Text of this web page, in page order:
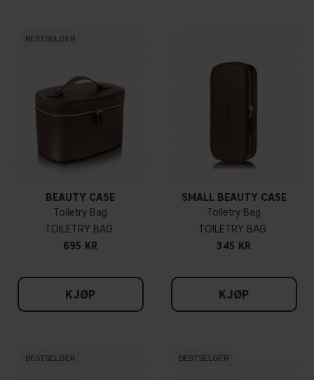
BESTSELGER
BEAUTY CASE
Toiletry Bag
TOILETRY BAG
695 KR
KJØP
SMALL BEAUTY CASE
Toiletry Bag
TOILETRY BAG
345 KR
KJØP
BESTSELGER BESTSELGER